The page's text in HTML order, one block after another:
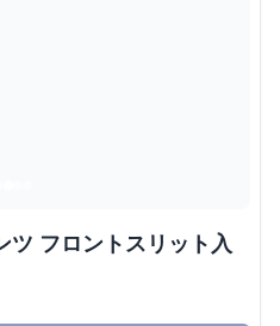
ツ フロントスリット入